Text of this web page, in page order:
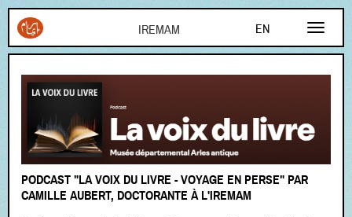
EN
FR
Aller au contenu principal
PODCAST "LA VOIX DU LIVRE - VOYAGE EN PERSE" PAR
CAMILLE AUBERT, DOCTORANTE À L'IREMAM